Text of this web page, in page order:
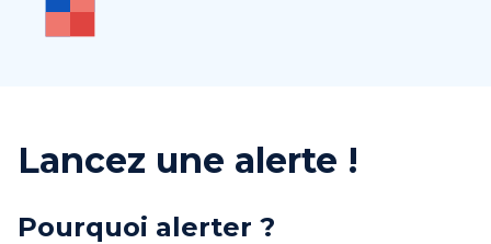
Lancez une alerte !
Pourquoi alerter ?